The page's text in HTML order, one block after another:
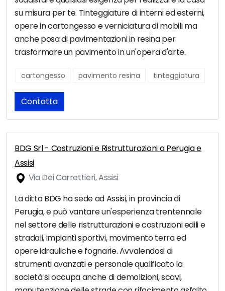
su misura per te. Tinteggiature di interni ed esterni,
opere in cartongesso e verniciatura di mobili ma
anche posa di pavimentazioni in resina per
trasformare un pavimento in un'opera d'arte.
cartongesso pavimento resina tinteggiatura
Contatta
BDG Srl - Costruzioni e Ristrutturazioni a Perugia e
Assisi
Via Dei Carrettieri, Assisi
La ditta BDG ha sede ad Assisi, in provincia di
Perugia, e può vantare un'esperienza trentennale
nel settore delle ristrutturazioni e costruzioni edili e
stradali, impianti sportivi, movimento terra ed
opere idrauliche e fognarie. Avvalendosi di
strumenti avanzati e personale qualificato la
società si occupa anche di demolizioni, scavi,